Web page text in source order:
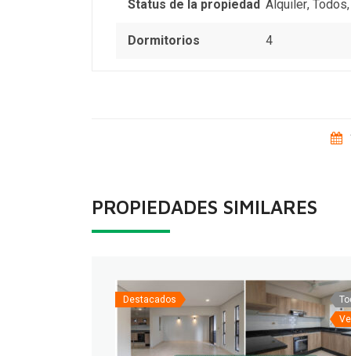
Status de la propiedad Alquiler, Todos,
Dormitorios 4
PROPIEDADES SIMILARES
Destacados